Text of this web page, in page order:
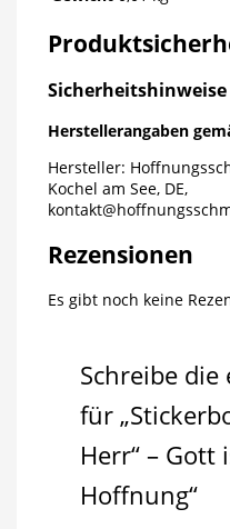
Sicherheitshinweise
Herstellerangaben
Hersteller:
Kochel am See, DE,
Rezensionen
Es gibt noch keine
Schreibe die
für
Herr“ – Gott
Hoffnung“